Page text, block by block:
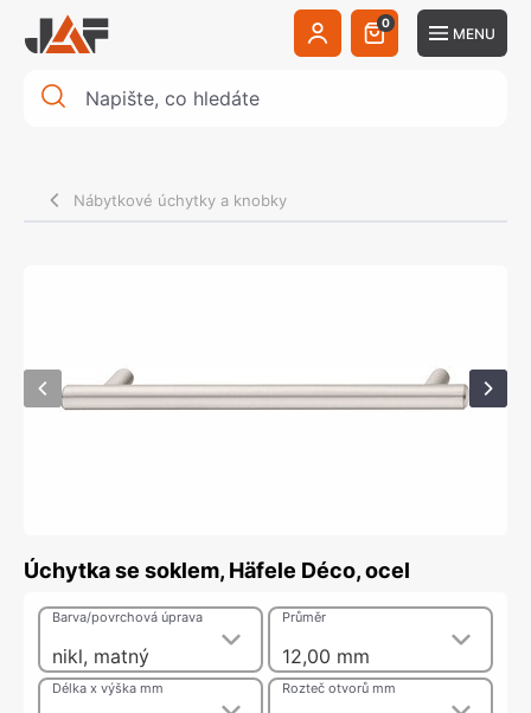
0
MENU
Nábytkové úchytky a knobky
Úchytka se soklem, Häfele Déco, ocel
nikl, matný
Barva/povrchová úprava
12,00 mm
Průměr
Délka x výška mm Rozteč otvorů mm